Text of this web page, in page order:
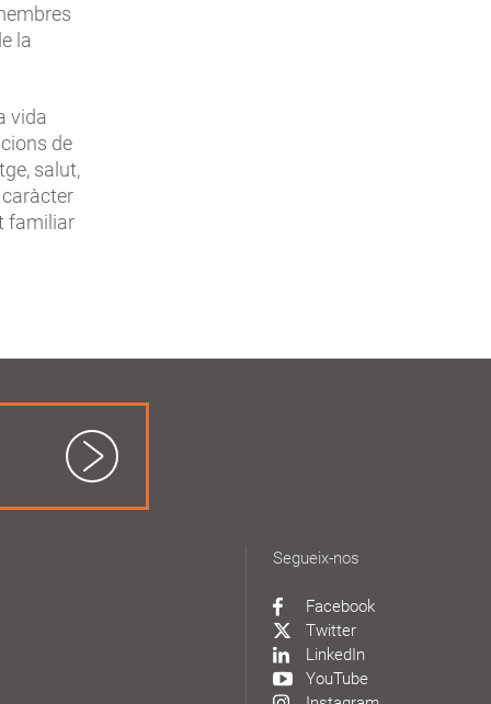
la
vida
de
salut,
familiar
Segueix-nos
Facebook
Twitter
LinkedIn
YouTube